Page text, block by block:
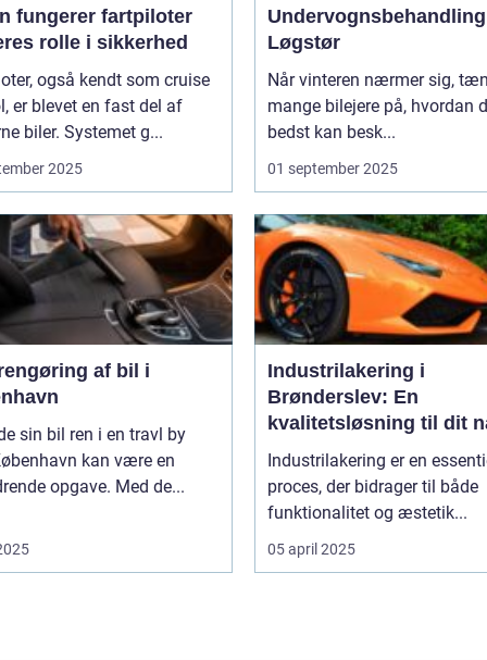
fungerer fartpiloter
rolle i sikkerhed
også kendt som cruise
er blevet en fast del af
biler. Systemet g...
2025
Løgstør
Når vinteren nærmer sig,
mange bilejere på, hvordan
bedst kan besk...
01 september 2025
af bil i
sin bil ren i en travl by
kan være en
opgave. Med de...
Industrilakering i
Brønderslev: En
kvalitetsløsning til dit
projekt
Industrilakering er en
proces, der bidrager til både
funktionalitet og æstetik...
05 april 2025